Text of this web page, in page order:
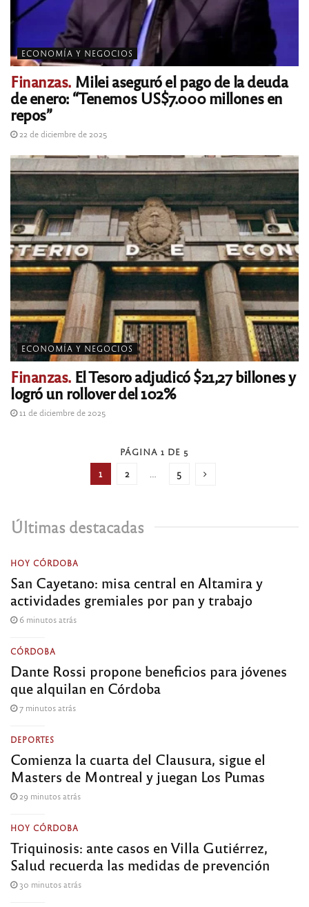
ECONOMÍA Y NEGOCIOS
Finanzas. Milei aseguró el pago de la deuda
de enero: “Tenemos US$7.000 millones en
repos”
22 de diciembre de 2025
ECONOMÍA Y NEGOCIOS
Finanzas. El Tesoro adjudicó $21,27 billones y
logró un rollover del 102%
11 de diciembre de 2025
PÁGINA 1 DE 5
1 2 5
Últimas destacadas
HOY CÓRDOBA
San Cayetano: misa central en Altamira y
actividades gremiales por pan y trabajo
6 minutos atrás
CÓRDOBA
Dante Rossi propone beneficios para jóvenes
que alquilan en Córdoba
7 minutos atrás
DEPORTES
Comienza la cuarta del Clausura, sigue el
Masters de Montreal y juegan Los Pumas
29 minutos atrás
HOY CÓRDOBA
Triquinosis: ante casos en Villa Gutiérrez,
Salud recuerda las medidas de prevención
30 minutos atrás